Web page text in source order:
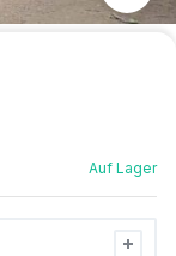
Auf Lager